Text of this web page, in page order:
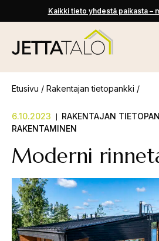
Kaikki tieto yhdestä paikasta –
content
Etusivu / Rakentajan tietopankki /
6.10.2023 RAKENTAJAN
RAKENTAMINEN
Moderni